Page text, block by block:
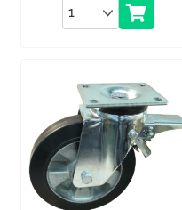
Anzahl